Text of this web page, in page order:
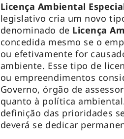
Licença Ambiental
legislativo cria um novo
denominado de Licença
concedida mesmo se o
ou efetivamente for
ambiente. Esse tipo de
ou empreendimentos
Governo, órgão de
quanto à política
definição das prioridades
deverá se dedicar